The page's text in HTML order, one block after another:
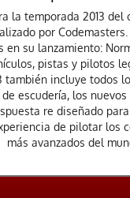
la temporada 2013
por
en su lanzamiento:
pistas y pilotos
también incluye todos
escudería, los
re diseñado
de pilotar los
más avanzados del